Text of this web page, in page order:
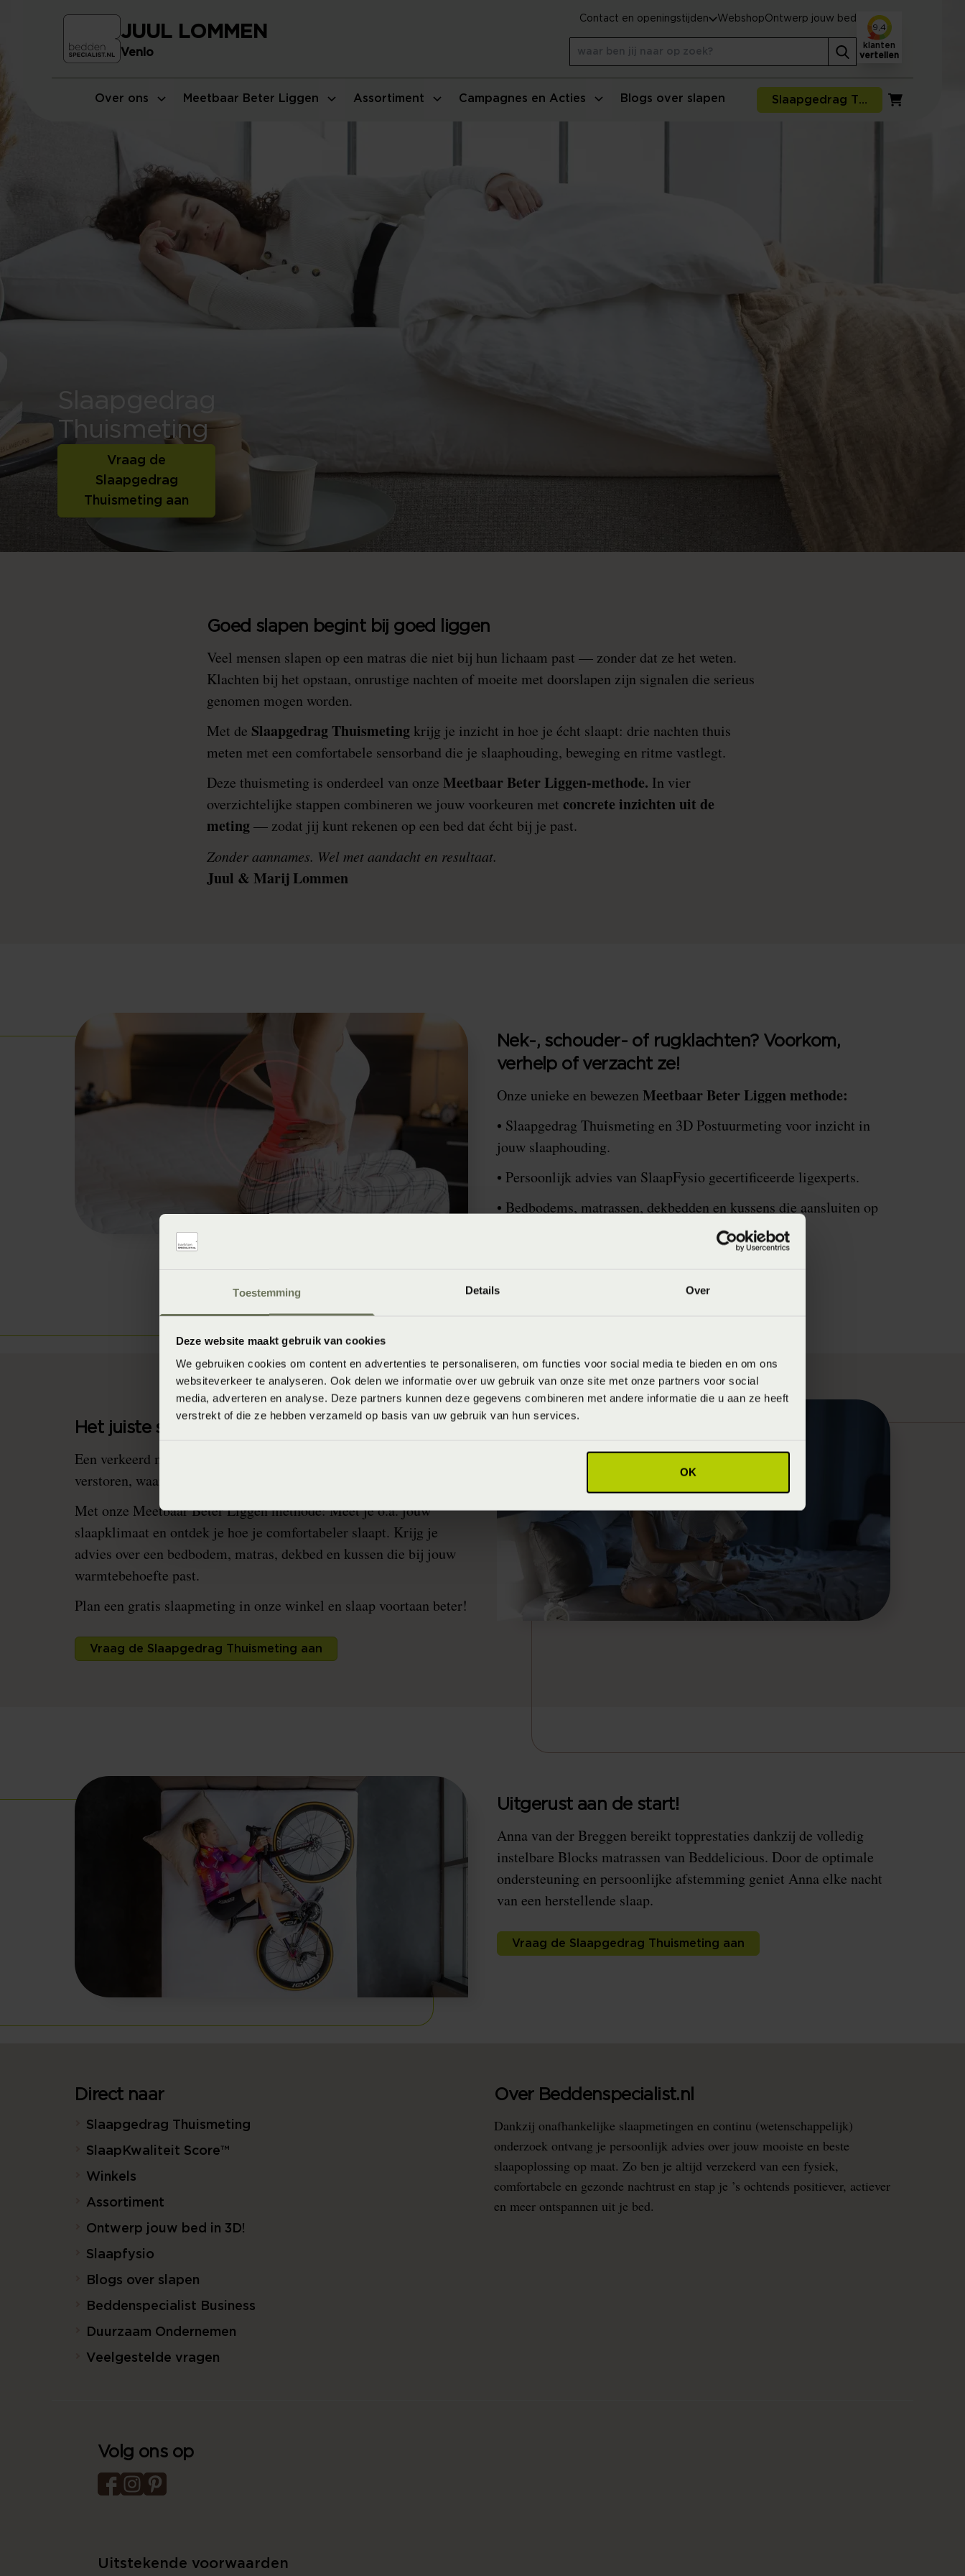
Toestemming Details Over
Deze website maakt gebruik van cookies
We gebruiken cookies om content en advertenties te personaliseren, om functies voor social media te bieden en om ons
websiteverkeer te analyseren. Ook delen we informatie over uw gebruik van onze site met onze partners voor social
media, adverteren en analyse. Deze partners kunnen deze gegevens combineren met andere informatie die u aan ze heeft
verstrekt of die ze hebben verzameld op basis van uw gebruik van hun services.
OK
Over ons Meetbaar Beter Liggen Assortiment Campagnes en Acties Blogs over slapen Slaapgedrag Thuismeting
Winkelwagen
JUUL LOMMEN
Venlo
Contact en openingstijden WebshopOntwerp jouw bed
9,4
klanten
vertellen
Slaapgedrag
Thuismeting
Vraag de
Slaapgedrag
Thuismeting aan
Goed slapen begint bij goed liggen
Veel mensen slapen op een matras die niet bij hun lichaam past — zonder dat ze het weten.
Klachten bij het opstaan, onrustige nachten of moeite met doorslapen zijn signalen die serieus
genomen mogen worden.
Met de Slaapgedrag Thuismeting krijg je inzicht in hoe je écht slaapt: drie nachten thuis
meten met een comfortabele sensorband die je slaaphouding, beweging en ritme vastlegt.
Deze thuismeting is onderdeel van onze Meetbaar Beter Liggen-methode. In vier
overzichtelijke stappen combineren we jouw voorkeuren met concrete inzichten uit de
meting— zodat jij kunt rekenen op een bed dat écht bij je past.
Zonder aannames. Wel met aandacht en resultaat.
Juul & Marij Lommen
Nek-, schouder- of rugklachten? Voorkom,
verhelp of verzacht ze!
Onze unieke en bewezen Meetbaar Beter Liggen methode:
• Slaapgedrag Thuismeting en 3D Postuurmeting voor inzicht in
jouw slaaphouding.
• Persoonlijk advies van SlaapFysio gecertificeerde ligexperts.
• Bedbodems, matrassen, dekbedden en kussens die aansluiten op
Het juiste slaapklimaat helpt!
Een verkeerd matras of dekbed kan je temperatuurregulatie
verstoren, waardoor je minder goed slaapt.
Met onze Meetbaar Beter Liggen methode: Meet je o.a. jouw
slaapklimaat en ontdek je hoe je comfortabeler slaapt. Krijg je
advies over een bedbodem, matras, dekbed en kussen die bij jouw
warmtebehoefte past.
Plan een gratis slaapmeting in onze winkel en slaap voortaan beter!
Vraag de Slaapgedrag Thuismeting aan
Uitgerust aan de start!
Anna van der Breggen bereikt topprestaties dankzij de volledig
instelbare Blocks matrassen van Beddelicious. Door de optimale
ondersteuning en persoonlijke afstemming geniet Anna elke nacht
van een herstellende slaap.
Vraag de Slaapgedrag Thuismeting aan
Direct naar
Slaapgedrag Thuismeting
SlaapKwaliteit Score™
Winkels
Assortiment
Ontwerp jouw bed in 3D!
Slaapfysio
Blogs over slapen
Beddenspecialist Business
Duurzaam Ondernemen
Veelgestelde vragen
Over Beddenspecialist.nl
Dankzij onafhankelijke slaapmetingen en continu (wetenschappelijk)
onderzoek ontvang je persoonlijk advies over jouw mooiste en beste
slaapoplossing op maat. Zo ben je altijd verzekerd van een fysiek,
comfortabele en gezonde nachtrust en stap je ’s ochtends positiever, actiever
en meer ontspannen uit je bed.
Volg ons op
Uitstekende voorwaarden